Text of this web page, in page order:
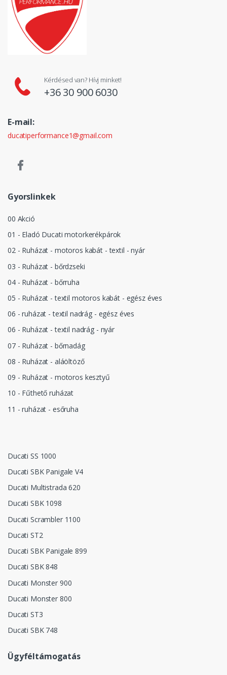
Kérdésed van? Hívj minket!
+36 30 900 6030
E-mail:
ducatiperformance1@gmail.com
Gyorslinkek
00 Akció
01 - Eladó Ducati motorkerékpárok
02 - Ruházat - motoros kabát - textil - nyár
03 - Ruházat - bőrdzseki
04 - Ruházat - bőrruha
05 - Ruházat - textil motoros kabát - egész éves
06 - ruházat - textil nadrág - egész éves
06 - Ruházat - textil nadrág - nyár
07 - Ruházat - bőrnadág
08 - Ruházat - aláöltöző
09 - Ruházat - motoros kesztyű
10 - Fűthető ruházat
11 - ruházat - esőruha
Ducati SS 1000
Ducati SBK Panigale V4
Ducati Multistrada 620
Ducati SBK 1098
Ducati Scrambler 1100
Ducati ST2
Ducati SBK Panigale 899
Ducati SBK 848
Ducati Monster 900
Ducati Monster 800
Ducati ST3
Ducati SBK 748
Ügyféltámogatás